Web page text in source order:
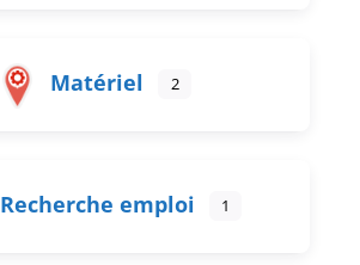
Matériel 2
Recherche emploi 1